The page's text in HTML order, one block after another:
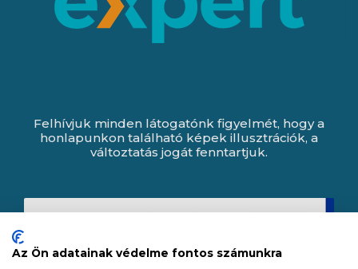
Felhívjuk minden látogatónk figyelmét, hogy a
honlapunkon található képek illusztrációk, a
változtatás jogát fenntartjuk.
Az Ön adatainak védelme fontos számunkra